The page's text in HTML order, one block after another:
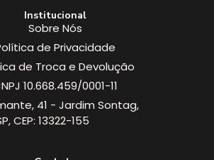
Institucional
Sobre Nós
de Privacidade
de Troca e Devolução
10.668.459/0001-11
41 - Jardim Sontag,
CEP: 13322-155